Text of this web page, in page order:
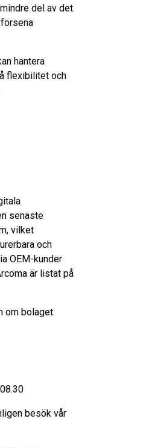
del av det
hantera
flexibilitet och
senaste
vilket
och
OEM-kunder
är listat på
om bolaget
besök vår